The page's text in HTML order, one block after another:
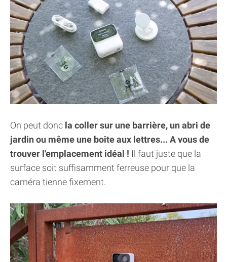
On peut donc la coller sur une barrière, un abri de
jardin ou même une boite aux lettres... A vous de
trouver l'emplacement idéal ! Il faut juste que la
surface soit suffisamment ferreuse pour que la
caméra tienne fixement.